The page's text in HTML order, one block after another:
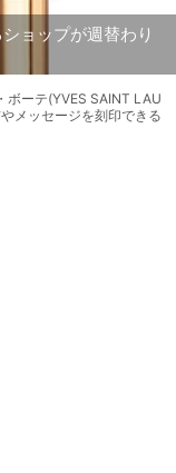
ョップが週替わり
ーテ(YVES SAINT LAU
メッセージを刻印できる